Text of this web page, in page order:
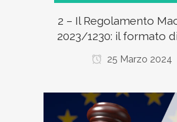
2 – Il Regolamento
2023/1230: il formato
25 Marzo 2024